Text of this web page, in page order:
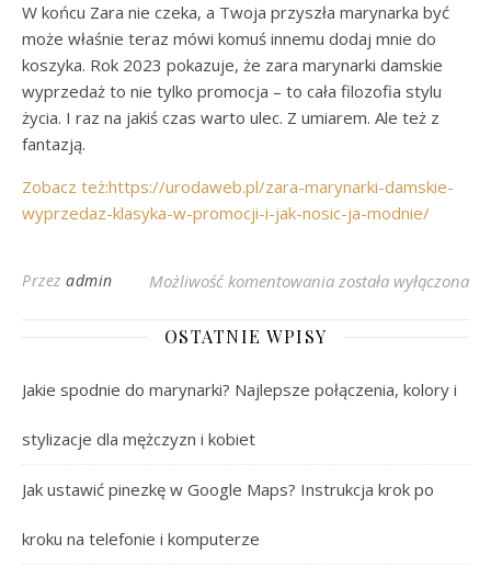
W końcu Zara nie czeka, a Twoja przyszła marynarka być
może właśnie teraz mówi komuś innemu dodaj mnie do
koszyka. Rok 2023 pokazuje, że zara marynarki damskie
wyprzedaż to nie tylko promocja – to cała filozofia stylu
życia. I raz na jakiś czas warto ulec. Z umiarem. Ale też z
fantazją.
Zobacz też:https://urodaweb.pl/zara-marynarki-damskie-
wyprzedaz-klasyka-w-promocji-i-jak-nosic-ja-modnie/
Przez admin Możliwość komentowania Wyprzedaż
została wyłączona
OSTATNIE WPISY
Jakie spodnie do marynarki? Najlepsze połączenia, kolory i
stylizacje dla mężczyzn i kobiet
Jak ustawić pinezkę w Google Maps? Instrukcja krok po
kroku na telefonie i komputerze